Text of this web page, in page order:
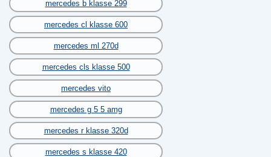
mercedes b klasse 299
mercedes cl klasse 600
mercedes ml 270d
mercedes cls klasse 500
mercedes vito
mercedes g 5 5 amg
mercedes r klasse 320d
mercedes s klasse 420